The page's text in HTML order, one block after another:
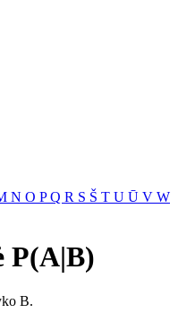
N O PQ R S Š T U Ū V W
P(A|B)
B.